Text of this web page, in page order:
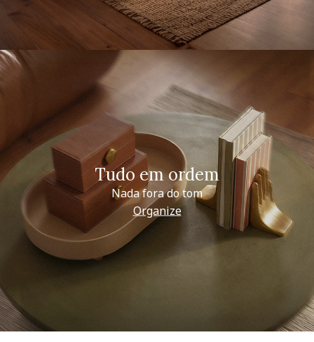
Tudo em ordem
Nada fora do tom
Organize